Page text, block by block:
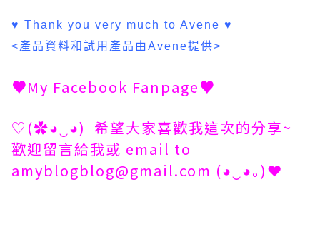
♥ Thank you very much to Avene ♥
<產品資料和試用產品由Avene提供>
♥My Facebook Fanpage♥
♡(✿◕‿◕) 希望大家喜歡我這次的分享~
歡迎留言給我或 email to
amyblogblog@gmail.com (◕‿◕｡)❤